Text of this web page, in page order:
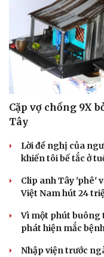
Cặp vợ chồng 9X
Tây
Lời đề nghị của
khiến tôi bế tắc ở
Clip anh Tây 'phê'
Việt Nam hút 24
Vì một phút buông
phát hiện mắc
Nhập viện trước